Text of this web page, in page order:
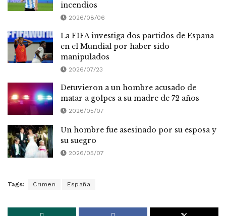
incendios
2026/08/06
La FIFA investiga dos partidos de España
en el Mundial por haber sido
manipulados
2026/07/23
Detuvieron a un hombre acusado de
matar a golpes a su madre de 72 años
2026/05/07
Un hombre fue asesinado por su esposa y
su suegro
2026/05/07
Tags: Crimen España